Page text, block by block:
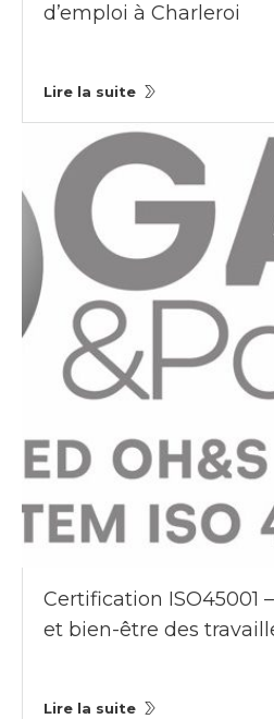
d’emploi à Charleroi
Lire la suite
Certification ISO45001
et bien-être des
Lire la suite